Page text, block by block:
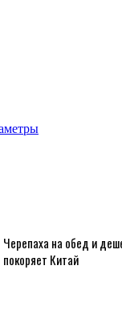
Черепаха на обед и
покоряет Китай